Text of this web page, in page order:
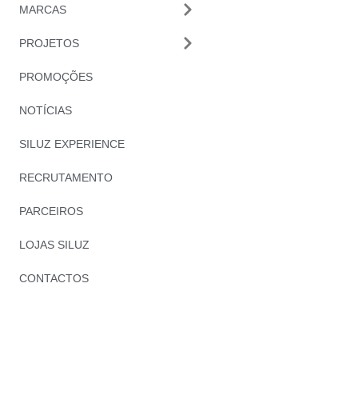
MARCAS
PROJETOS
PROMOÇÕES
NOTÍCIAS
SILUZ EXPERIENCE
RECRUTAMENTO
PARCEIROS
LOJAS SILUZ
CONTACTOS